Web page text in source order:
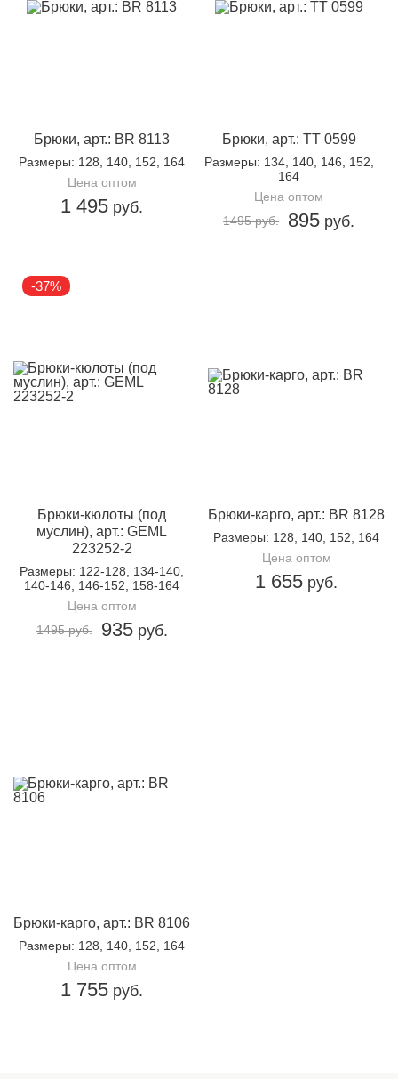
Брюки, арт.: BR 8113
Размеры: 128, 140, 152, 164
Цена оптом
1 495 руб.
Брюки, арт.: TT 0599
Размеры: 134, 140, 146, 152,
164
Цена оптом
1495 руб.
895 руб.
-37%
Брюки-кюлоты (под
муслин), арт.: GEML
223252-2
Размеры: 122-128, 134-140,
140-146, 146-152, 158-164
Цена оптом
1495 руб.
935руб.
Брюки-карго, арт.: BR 8128
Размеры: 128, 140, 152, 164
Цена оптом
1 655 руб.
Брюки-карго, арт.: BR 8106
Размеры: 128, 140, 152, 164
Цена оптом
1 755 руб.